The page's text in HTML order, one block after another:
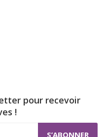
pour recevoir
!